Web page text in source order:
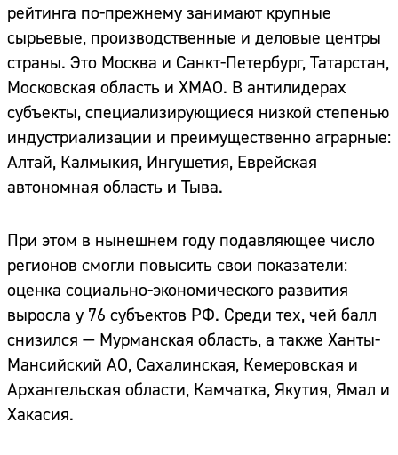
рейтинга по-прежнему занимают крупные
сырьевые, производственные и деловые центры
страны. Это Москва и Санкт-Петербург, Татарстан,
Московская область и ХМАО. В антилидерах
субъекты, специализирующиеся низкой степенью
индустриализации и преимущественно аграрные:
Алтай, Калмыкия, Ингушетия, Еврейская
автономная область и Тыва.
При этом в нынешнем году подавляющее число
регионов смогли повысить свои показатели:
оценка социально-экономического развития
выросла у 76 субъектов РФ. Среди тех, чей балл
снизился — Мурманская область, а также Ханты-
Мансийский АО, Сахалинская, Кемеровская и
Архангельская области, Камчатка, Якутия, Ямал и
Хакасия.